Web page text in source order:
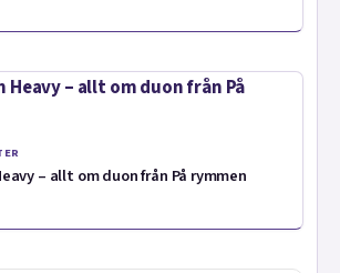
– allt om duon från På rymmen